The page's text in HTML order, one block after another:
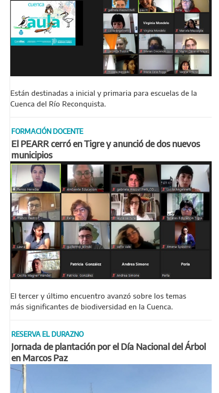
Están destinadas a inicial y primaria para escuelas de la
Cuenca del Río Reconquista.
FORMACIÓN DOCENTE
El PEARR cerró en Tigre y anunció de dos nuevos
municipios
El tercer y último encuentro avanzó sobre los temas
más significantes de biodiversidad en la Cuenca.
RESERVA EL DURAZNO
Jornada de plantación por el Día Nacional del Árbol
en Marcos Paz